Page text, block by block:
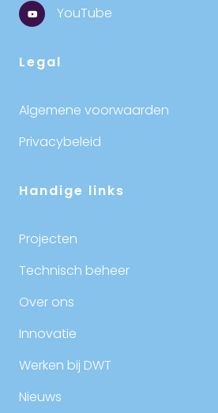
YouTube
Legal
Algemene voorwaarden
Privacybeleid
Handige links
Projecten
Technisch beheer
Over ons
Innovatie
Werken bij DWT
Nieuws